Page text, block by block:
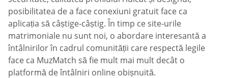
posibilitatea de a face conexiuni gratuit face ca
aplicația să câștige-câștig. În timp ce site-urile
matrimoniale nu sunt noi, o abordare interesantă a
întâlnirilor în cadrul comunității care respectă legile
face ca MuzMatch să fie mult mai mult decât o
platformă de întâlniri online obișnuită.